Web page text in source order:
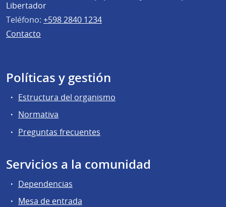
Libertador
Teléfono: +598 2840 1234
Contacto
Políticas y gestión
Estructura del organismo
Normativa
Preguntas frecuentes
Servicios a la comunidad
Dependencias
Mesa de entrada